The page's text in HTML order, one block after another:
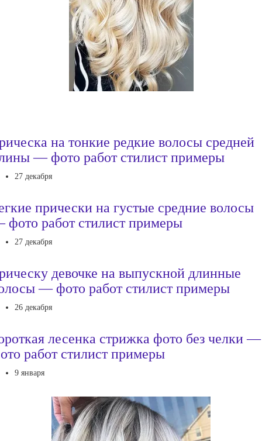
на тонкие редкие волосы средней
— фото работ стилист примеры
27 декабря
прически на густые средние волосы
работ стилист примеры
27 декабря
девочке на выпускной длинные
— фото работ стилист примеры
26 декабря
лесенка стрижка фото без челки —
работ стилист примеры
9 января